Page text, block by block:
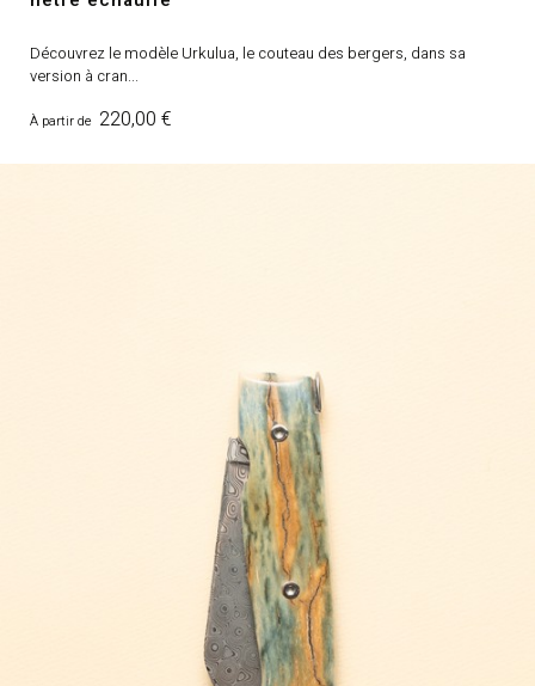
Découvrez le modèle Urkulua, le couteau des bergers, dans sa
version à cran...
À partir de Prix
220,00 €